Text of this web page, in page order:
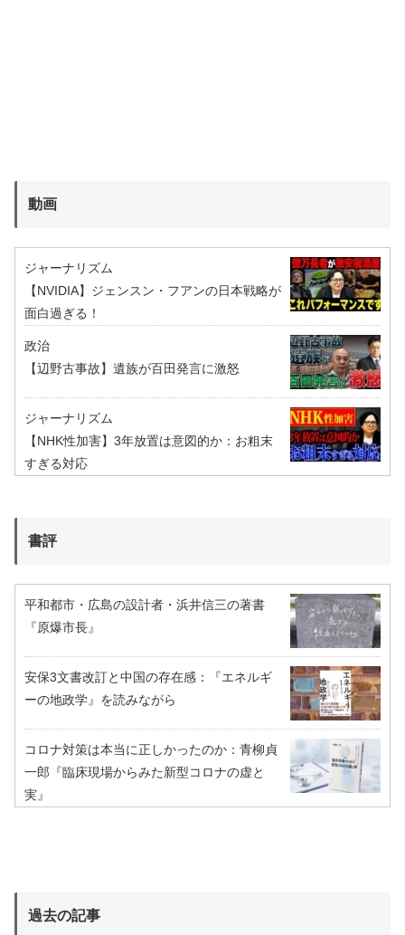
動画
ジャーナリズム
【NVIDIA】ジェンスン・フアンの日本戦略が
面白過ぎる！
政治
【辺野古事故】遺族が百田発言に激怒
ジャーナリズム
【NHK性加害】3年放置は意図的か：お粗末
すぎる対応
書評
平和都市・広島の設計者・浜井信三の著書
『原爆市長』
安保3文書改訂と中国の存在感：『エネルギ
ーの地政学』を読みながら
コロナ対策は本当に正しかったのか：青柳貞
一郎『臨床現場からみた新型コロナの虚と
実』
過去の記事